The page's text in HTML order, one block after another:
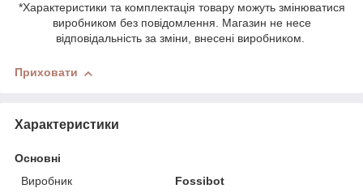
*Характеристики та комплектація товару можуть змінюватися
виробником без повідомлення. Магазин не несе
відповідальність за зміни, внесені виробником.
Приховати
Характеристики
Основні
Виробник
Fossibot